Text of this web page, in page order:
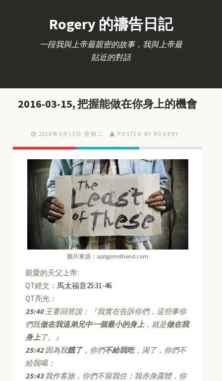
Rogery 的禱告日記
一段我與上帝最親密的故事，我與上帝最
貼近的對話
2016-03-15, 把握能做在你身上的機會
2016年3月15日 星期二 POSTED BY ROGERY
圖片來源：apilgrimsfriend.com
親愛的天父上帝:
QT經文：馬太福音25:31-46
QT亮光：
25:40王要回答說：『我實在告訴你們，這些事你
們既做在我這弟兄中一個最小的身上，就是做在我
身上了。』
25:42因為我餓了，你們不給我吃，渴了，你們不
給我喝；
25:43我作客旅，你們不留我住；我赤身露體，你